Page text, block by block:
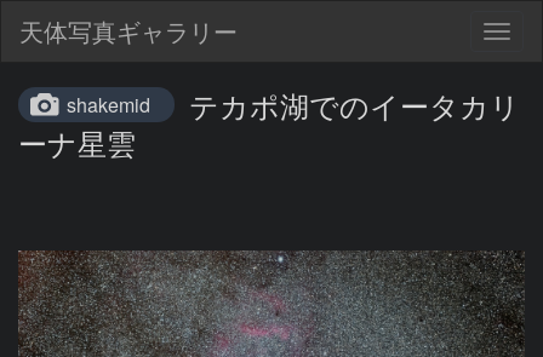
天体写真ギャラリー
shakemid
テカポ湖でのイータカリ
ーナ星雲